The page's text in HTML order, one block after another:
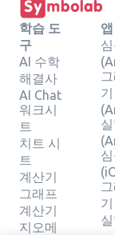
학습 도
구
AI 수학
해결사
AI Chat
워크시
트
치트 시
트
계산기
그래프
계산기
지오메
앱
기